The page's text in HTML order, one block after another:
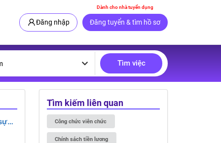
Dành cho nhà tuyển dụng
Đăng nhập Đăng tuyển & tìm hồ sơ
Tìm việc
-
Tìm kiếm liên quan
Công chức viên chức
Chính sách tiền lương